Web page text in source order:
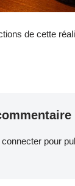
de cette
pour